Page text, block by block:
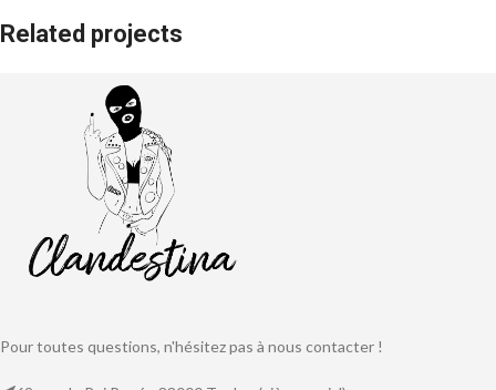
Related projects
Kitchen
Suspendisse quam at vestibulum
Pour toutes questions, n'hésitez pas à nous contacter !